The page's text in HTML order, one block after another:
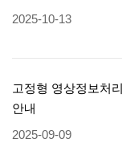
2025-10-13
고정형 영상정보처
안내
2025-09-09